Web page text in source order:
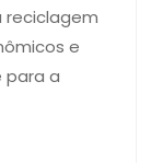
reciclagem
e
para a